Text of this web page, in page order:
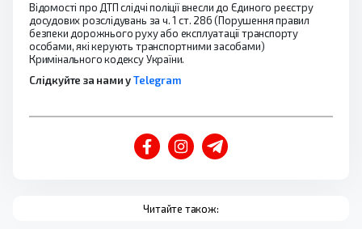
Відомості про ДТП слідчі поліції внесли до Єдиного реєстру
досудових розслідувань за ч. 1 ст. 286 (Порушення правил
безпеки дорожнього руху або експлуатації транспорту
особами, які керують транспортними засобами)
Кримінального кодексу України.
Слідкуйте за нами уTelegram
Читайте також: